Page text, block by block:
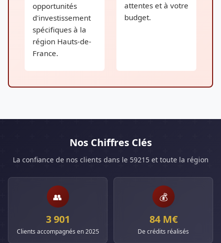
opportunités
d'investissement
spécifiques à la
région Hauts-de-
France.
attentes et à votre
budget.
Nos Chiffres Clés
La confiance de nos clients dans le 59215 et toute la région
👥
3 901
Clients accompagnés en 2025
💰
84 M€
De crédits réalisés